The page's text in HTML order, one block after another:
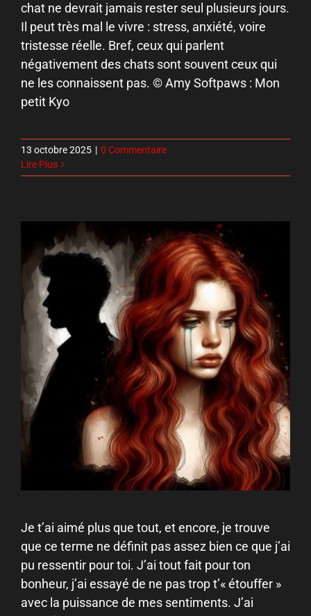
chat ne devrait jamais rester seul plusieurs jours.
Il peut très mal le vivre : stress, anxiété, voire
tristesse réelle. Bref, ceux qui parlent
négativement des chats sont souvent ceux qui
ne les connaissent pas. © Amy Softpaws : Mon
petit Kyo
13 octobre 2025 | 0 Commentaire
Lire Plus
Je t’ai aimé plus que tout, et encore, je trouve
que ce terme ne définit pas assez bien ce que j’ai
pu ressentir pour toi. J’ai tout fait pour ton
bonheur, j’ai essayé de ne pas trop t’« étouffer »
avec la puissance de mes sentiments. J’ai